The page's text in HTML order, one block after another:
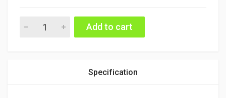
DEBRİYAJ KONTROL VENTİLİ quantity
Add to cart
Specification